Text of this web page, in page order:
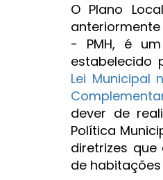
O Plano
- PMH, é
estabelecido
Lei Municipal
dever de
Política
diretrizes
de